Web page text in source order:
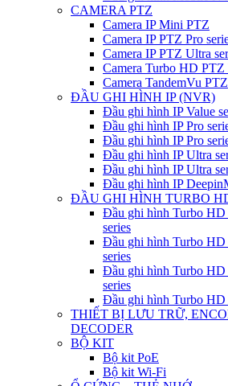
CAMERA PTZ
Camera IP Mini PTZ
Camera IP PTZ Pro
Camera IP PTZ Ultra
Camera Turbo HD PTZ
Camera TandemVu PTZ
ĐẦU GHI HÌNH IP (NVR)
Đầu ghi hình IP Value
Đầu ghi hình IP Pro
Đầu ghi hình IP Pro
Đầu ghi hình IP Ultra
Đầu ghi hình IP Ultra
Đầu ghi hình IP
ĐẦU GHI HÌNH TURBO
Đầu ghi hình Turbo HD
series
Đầu ghi hình Turbo HD
series
Đầu ghi hình Turbo HD
series
Đầu ghi hình Turbo HD
THIẾT BỊ LƯU TRỮ,
DECODER
BỘ KIT
Bộ kit PoE
Bộ kit Wi-Fi